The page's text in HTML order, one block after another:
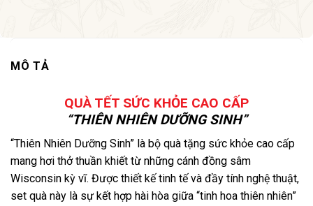
MÔ TẢ
QUÀ TẾT SỨC KHỎE CAO CẤP
“THIÊN NHIÊN DƯỠNG SINH”
“Thiên Nhiên Dưỡng Sinh” là bộ quà tặng sức khỏe cao cấp
mang hơi thở thuần khiết từ những cánh đồng sâm
Wisconsin kỳ vĩ. Được thiết kế tinh tế và đầy tính nghệ thuật,
set quà này là sự kết hợp hài hòa giữa “tinh hoa thiên nhiên”